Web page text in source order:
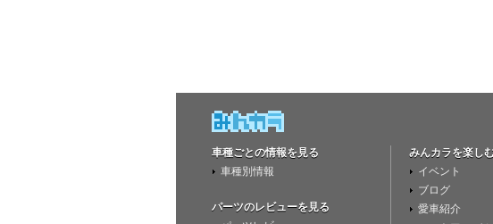
車種ごとの情報を見る
車種別情報
パーツのレビューを見る
みんカラを楽し
イベント
ブログ
愛車紹介